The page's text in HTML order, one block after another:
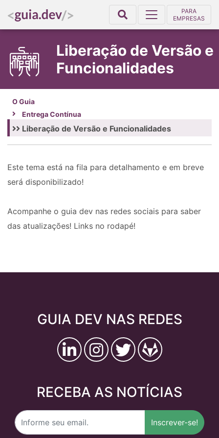
PARA
EMPRESAS
Liberação de Versão e
Funcionalidades
O Guia
Entrega Contínua
Liberação de Versão e Funcionalidades
Este tema está na fila para detalhamento e em breve
será disponibilizado!
Acompanhe o guia dev nas redes sociais para saber
das atualizações! Links no rodapé!
GUIA DEV NAS REDES
RECEBA AS NOTÍCIAS
Inscrever-se!